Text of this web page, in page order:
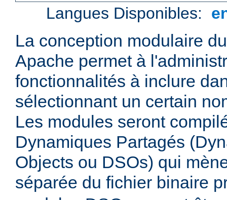
Langues Disponibles:
La conception modulaire
Apache permet à
fonctionnalités à inclure
sélectionnant un certain
Les modules seront
Dynamiques Partagés
Objects ou DSOs) qui
séparée du fichier binaire